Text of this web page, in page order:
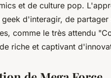
et de culture pop.
geek d'interagir, de
comme le très attendu
riche et captivant